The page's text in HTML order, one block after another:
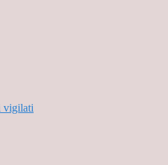
vigilati